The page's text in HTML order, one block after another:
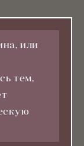
или
тем,